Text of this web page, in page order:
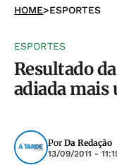
HOME>ESPORTES
ESPORTES
Resultado
adiada mais
Por Da Redação
13/09/2011 -